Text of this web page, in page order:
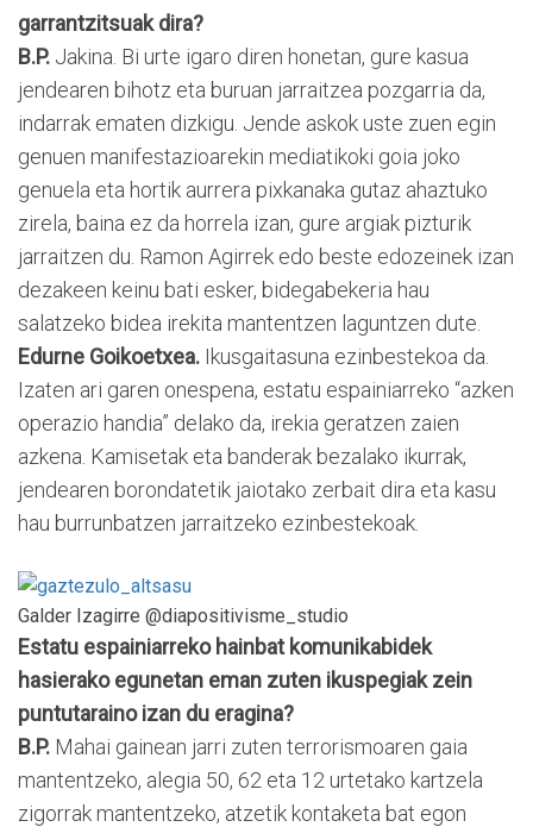
garrantzitsuak dira?
B.P. Jakina. Bi urte igaro diren honetan, gure kasua
jendearen bihotz eta buruan jarraitzea pozgarria da,
indarrak ematen dizkigu. Jende askok uste zuen egin
genuen manifestazioarekin mediatikoki goia joko
genuela eta hortik aurrera pixkanaka gutaz ahaztuko
zirela, baina ez da horrela izan, gure argiak pizturik
jarraitzen du. Ramon Agirrek edo beste edozeinek izan
dezakeen keinu bati esker, bidegabekeria hau
salatzeko bidea irekita mantentzen laguntzen dute.
Edurne Goikoetxea. Ikusgaitasuna ezinbestekoa da.
Izaten ari garen onespena, estatu espainiarreko “azken
operazio handia” delako da, irekia geratzen zaien
azkena. Kamisetak eta banderak bezalako ikurrak,
jendearen borondatetik jaiotako zerbait dira eta kasu
hau burrunbatzen jarraitzeko ezinbestekoak.
Galder Izagirre @diapositivisme_studio
Estatu espainiarreko hainbat komunikabidek
hasierako egunetan eman zuten ikuspegiak zein
puntutaraino izan du eragina?
B.P. Mahai gainean jarri zuten terrorismoaren gaia
mantentzeko, alegia 50, 62 eta 12 urtetako kartzela
zigorrak mantentzeko, atzetik kontaketa bat egon